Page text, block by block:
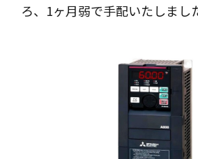
ろ、1ヶ月弱で手配いたしまし